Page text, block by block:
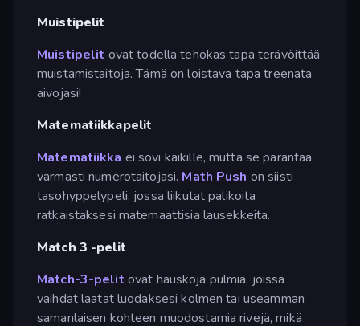
Muistipelit
Muistipelit ovat todella tehokas tapa terävöittää
muistamistaitoja. Tämä on loistava tapa treenata
aivojasi!
Matematiikkapelit
Matematiikka ei sovi kaikille, mutta se parantaa
varmasti numerotaitojasi. Math Push on siisti
tasohyppelypeli, jossa liikutat palikoita
ratkaistaksesi matemaattisia lausekkeita.
Match 3 -pelit
Match-3-pelit ovat hauskoja pulmia, joissa
vaihdat laatat luodaksesi kolmen tai useamman
samanlaisen kohteen muodostamia rivejä, mikä